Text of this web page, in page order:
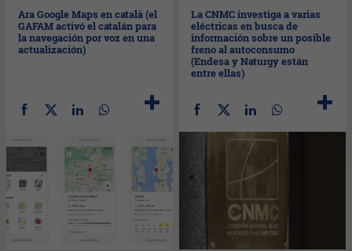
Ara Google Maps en català (el
GAFAM activó el catalán para
la navegación por voz en una
actualización)
La CNMC investiga a varias
eléctricas en busca de
información sobre un posible
freno al autoconsumo
(Endesa y Naturgy están
entre ellas)